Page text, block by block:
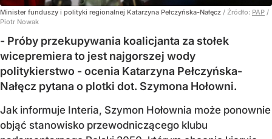
Minister funduszy i polityki regionalnej Katarzyna Pełczyńska-Nałęcz / Źródło: PAP /
Piotr Nowak
- Próby przekupywania koalicjanta za stołek
wicepremiera to jest najgorszej wody
politykierstwo - ocenia Katarzyna Pełczyńska-
Nałęcz pytana o plotki dot. Szymona Hołowni.
Jak informuje Interia, Szymon Hołownia może ponownie
objąć stanowisko przewodniczącego klubu